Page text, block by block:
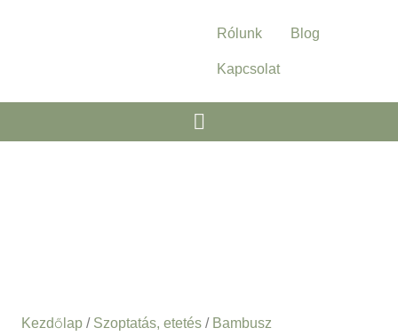
Rólunk Blog
Kapcsolat
Kezdőlap / Szoptatás, etetés / Bambusz